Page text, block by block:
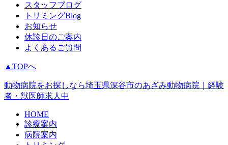
スタッフブログ
トリミングBlog
お知らせ
休診日のご案内
よくあるご質問
▲TOPへ
動物病院をお探しなら埼玉県深谷市のあざみ動物病院｜経験
者・獣医師求人中
HOME
診療案内
病院案内